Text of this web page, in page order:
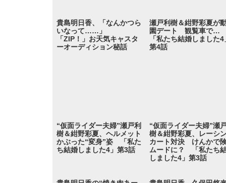
貴島明日香、「なんかつら
いなって……」
「ZIP！」お天気キャスタ
ーオーディション秘話
瀬戸利樹＆紺野彩夏が
園デート 観覧車で
「私たち結婚しました4
第4話
“仮面ライダー夫婦”瀬戸利
樹＆紺野彩夏、ヘルメット
かぶった“変身”姿 「私た
ち結婚しました4」第3話
“仮面ライダー夫婦”瀬
樹＆紺野彩夏、レーシ
カート対決 けんかで
ムードに？ 「私たち
しました4」第3話